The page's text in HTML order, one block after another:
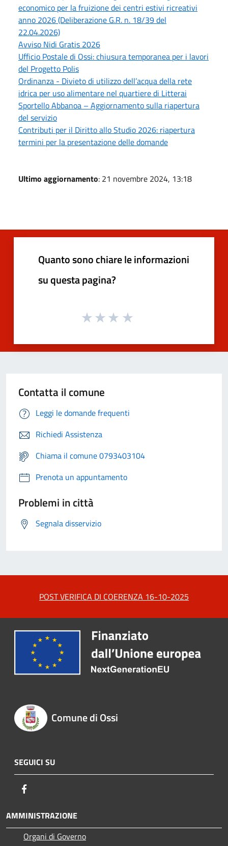
economico per la fruizione dei centri estivi ricreativi
anno 2026 (Deliberazione G.R. n. 18/39 del
22.04.2026)
Avviso Nidi Gratis 2026
Ufficio Postale di Ossi: chiusura temporanea per i lavori
del Progetto Polis
Ordinanza - Divieto di utilizzo dell’acqua della rete
idrica per uso alimentare nel quartiere di Litterai
Sportello Abbanoa – Aggiornamento sulla riapertura
del servizio
Contributi per il Diritto allo Studio 2026: riapertura
termini per la presentazione delle domande
Ultimo aggiornamento: 21 novembre 2024, 13:18
Quanto sono chiare le informazioni
su questa pagina?
Contatta il comune
Leggi le domande frequenti
Richiedi Assistenza
Chiama il comune 0793403104
Prenota un appuntamento
Problemi in città
Segnala disservizio
POST VERIFICA DI COERENZA 16-10-2025
Comune di Ossi
SEGUICI SU
AMMINISTRAZIONE
Organi di Governo